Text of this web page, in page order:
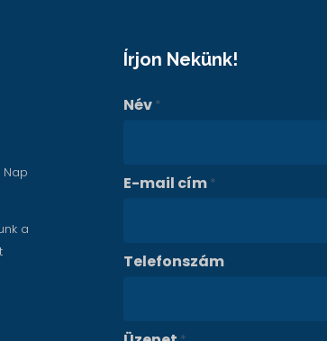
a
Írjon Nekünk!
Név *
E-mail cím *
Telefonszám